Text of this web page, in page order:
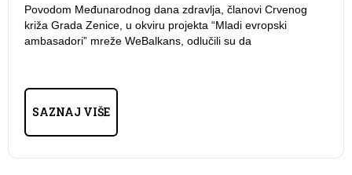
Povodom Međunarodnog dana zdravlja, članovi Crvenog
križa Grada Zenice, u okviru projekta “Mladi evropski
ambasadori” mreže WeBalkans, odlučili su da
SAZNAJ VIŠE